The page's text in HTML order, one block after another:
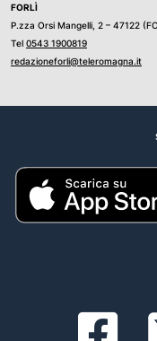
FORLÌ
P.zza Orsi Mangelli, 2 – 47122
Tel 0543 1900819
redazioneforli@teleromagna.it